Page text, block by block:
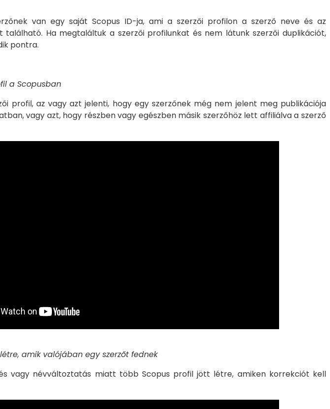
van egy saját Scopus ID-ja, ami a szerzői profilon a szerző neve és az
található. Ha megtaláltuk a szerzői profilunkat és nem látunk szerzői duplikációt,
pontra.
a Scopusban
profil, az vagy azt jelenti, hogy egy szerzőnek még nem jelent meg publikációja
vagy azt, hogy részben vagy egészben másik szerzőhöz lett affiliálva a szerző
amik valójában egy szerzőt fednek
vagy névváltoztatás miatt több Scopus profil jött létre, amiken korrekciót kell